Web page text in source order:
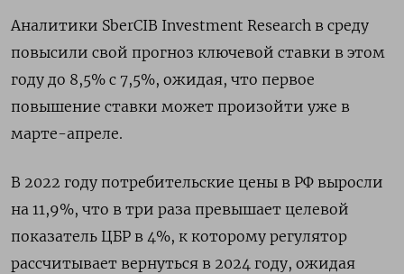
Аналитики SberCIB Investment Research в среду
повысили свой прогноз ключевой ставки в этом
году до 8,5% с 7,5%, ожидая, что первое
повышение ставки может произойти уже в
марте-апреле.
В 2022 году потребительские цены в РФ выросли
на 11,9%, что в три раза превышает целевой
показатель ЦБР в 4%, к которому регулятор
рассчитывает вернуться в 2024 году, ожидая